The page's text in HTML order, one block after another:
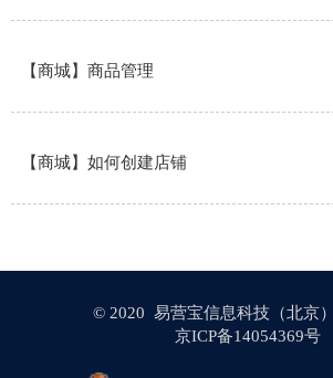
【商城】商品管理
【商城】如何创建店铺
© 2020 易营宝信息科技（北京
京ICP备14054369号